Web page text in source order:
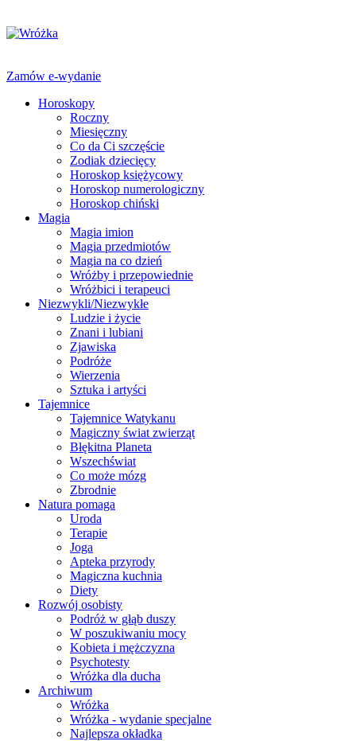
Zamów e-wydanie
Horoskopy
Roczny
Miesięczny
Co da Ci szczęście
Zodiak dziecięcy
Horoskop księżycowy
Horoskop numerologiczny
Horoskop chiński
Magia
Magia imion
Magia przedmiotów
Magia na co dzień
Wróżby i przepowiednie
Wróżbici i terapeuci
Niezwykli/Niezwykłe
Ludzie i życie
Znani i lubiani
Zjawiska
Podróże
Wierzenia
Sztuka i artyści
Tajemnice
Tajemnice Watykanu
Magiczny świat zwierząt
Błękitna Planeta
Wszechświat
Co może mózg
Zbrodnie
Natura pomaga
Uroda
Terapie
Joga
Apteka przyrody
Magiczna kuchnia
Diety
Rozwój osobisty
Podróż w głąb duszy
W poszukiwaniu mocy
Kobieta i mężczyzna
Psychotesty
Wróżka dla ducha
Archiwum
Wróżka
Wróżka - wydanie specjalne
Najlepsza okładka